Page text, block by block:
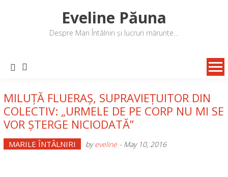
Eveline Păuna
Despre Mari Întâlniri și lucruri mărunte…
MILUȚĂ FLUERAȘ, SUPRAVIEȚUITOR DIN
COLECTIV: „URMELE DE PE CORP NU MI SE
VOR ȘTERGE NICIODATĂ”
MARILE ÎNTÂLNIRI byeveline- May 10, 2016